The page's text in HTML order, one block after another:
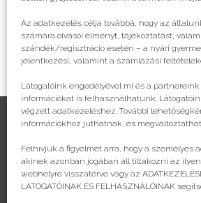
Az adatkezelés célja továbbá, hogy az
számára olvasói élményt, tájékoztatást,
szándék/regisztráció esetén – a nyári
jelentkezési, valamint a számlázási
Látogatóink engedélyével mi és a
információkat is felhasználhatunk.
végzett adatkezeléshez. További
információkhoz juthatnak, és
Felhívjuk a figyelmet arra, hogy a
akinek azonban jogában áll tiltakozni az
webhelyre visszatérve vagy az ADATKEZELÉSI
LÁTOGATÓINAK ÉS FELHASZNÁLÓINAK
© legjobbtabor.hu
GDPR | Adatvédelmi és